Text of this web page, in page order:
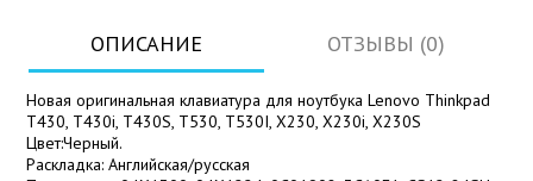
ОПИСАНИЕ ОТЗЫВЫ (0)
Новая оригинальная клавиатура для ноутбука Lenovo Thinkpad
T430, T430i, T430S, T530, T530I, X230, X230i, X230S
Цвет:Черный.
Раскладка: Английская/русская